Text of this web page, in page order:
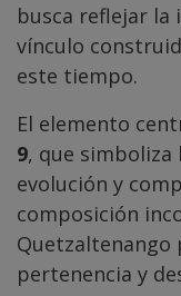
busca reflejar la
vínculo
este tiempo.
El elemento
9, que simboliza
evolución y
composición
Quetzaltenango
pertenencia y